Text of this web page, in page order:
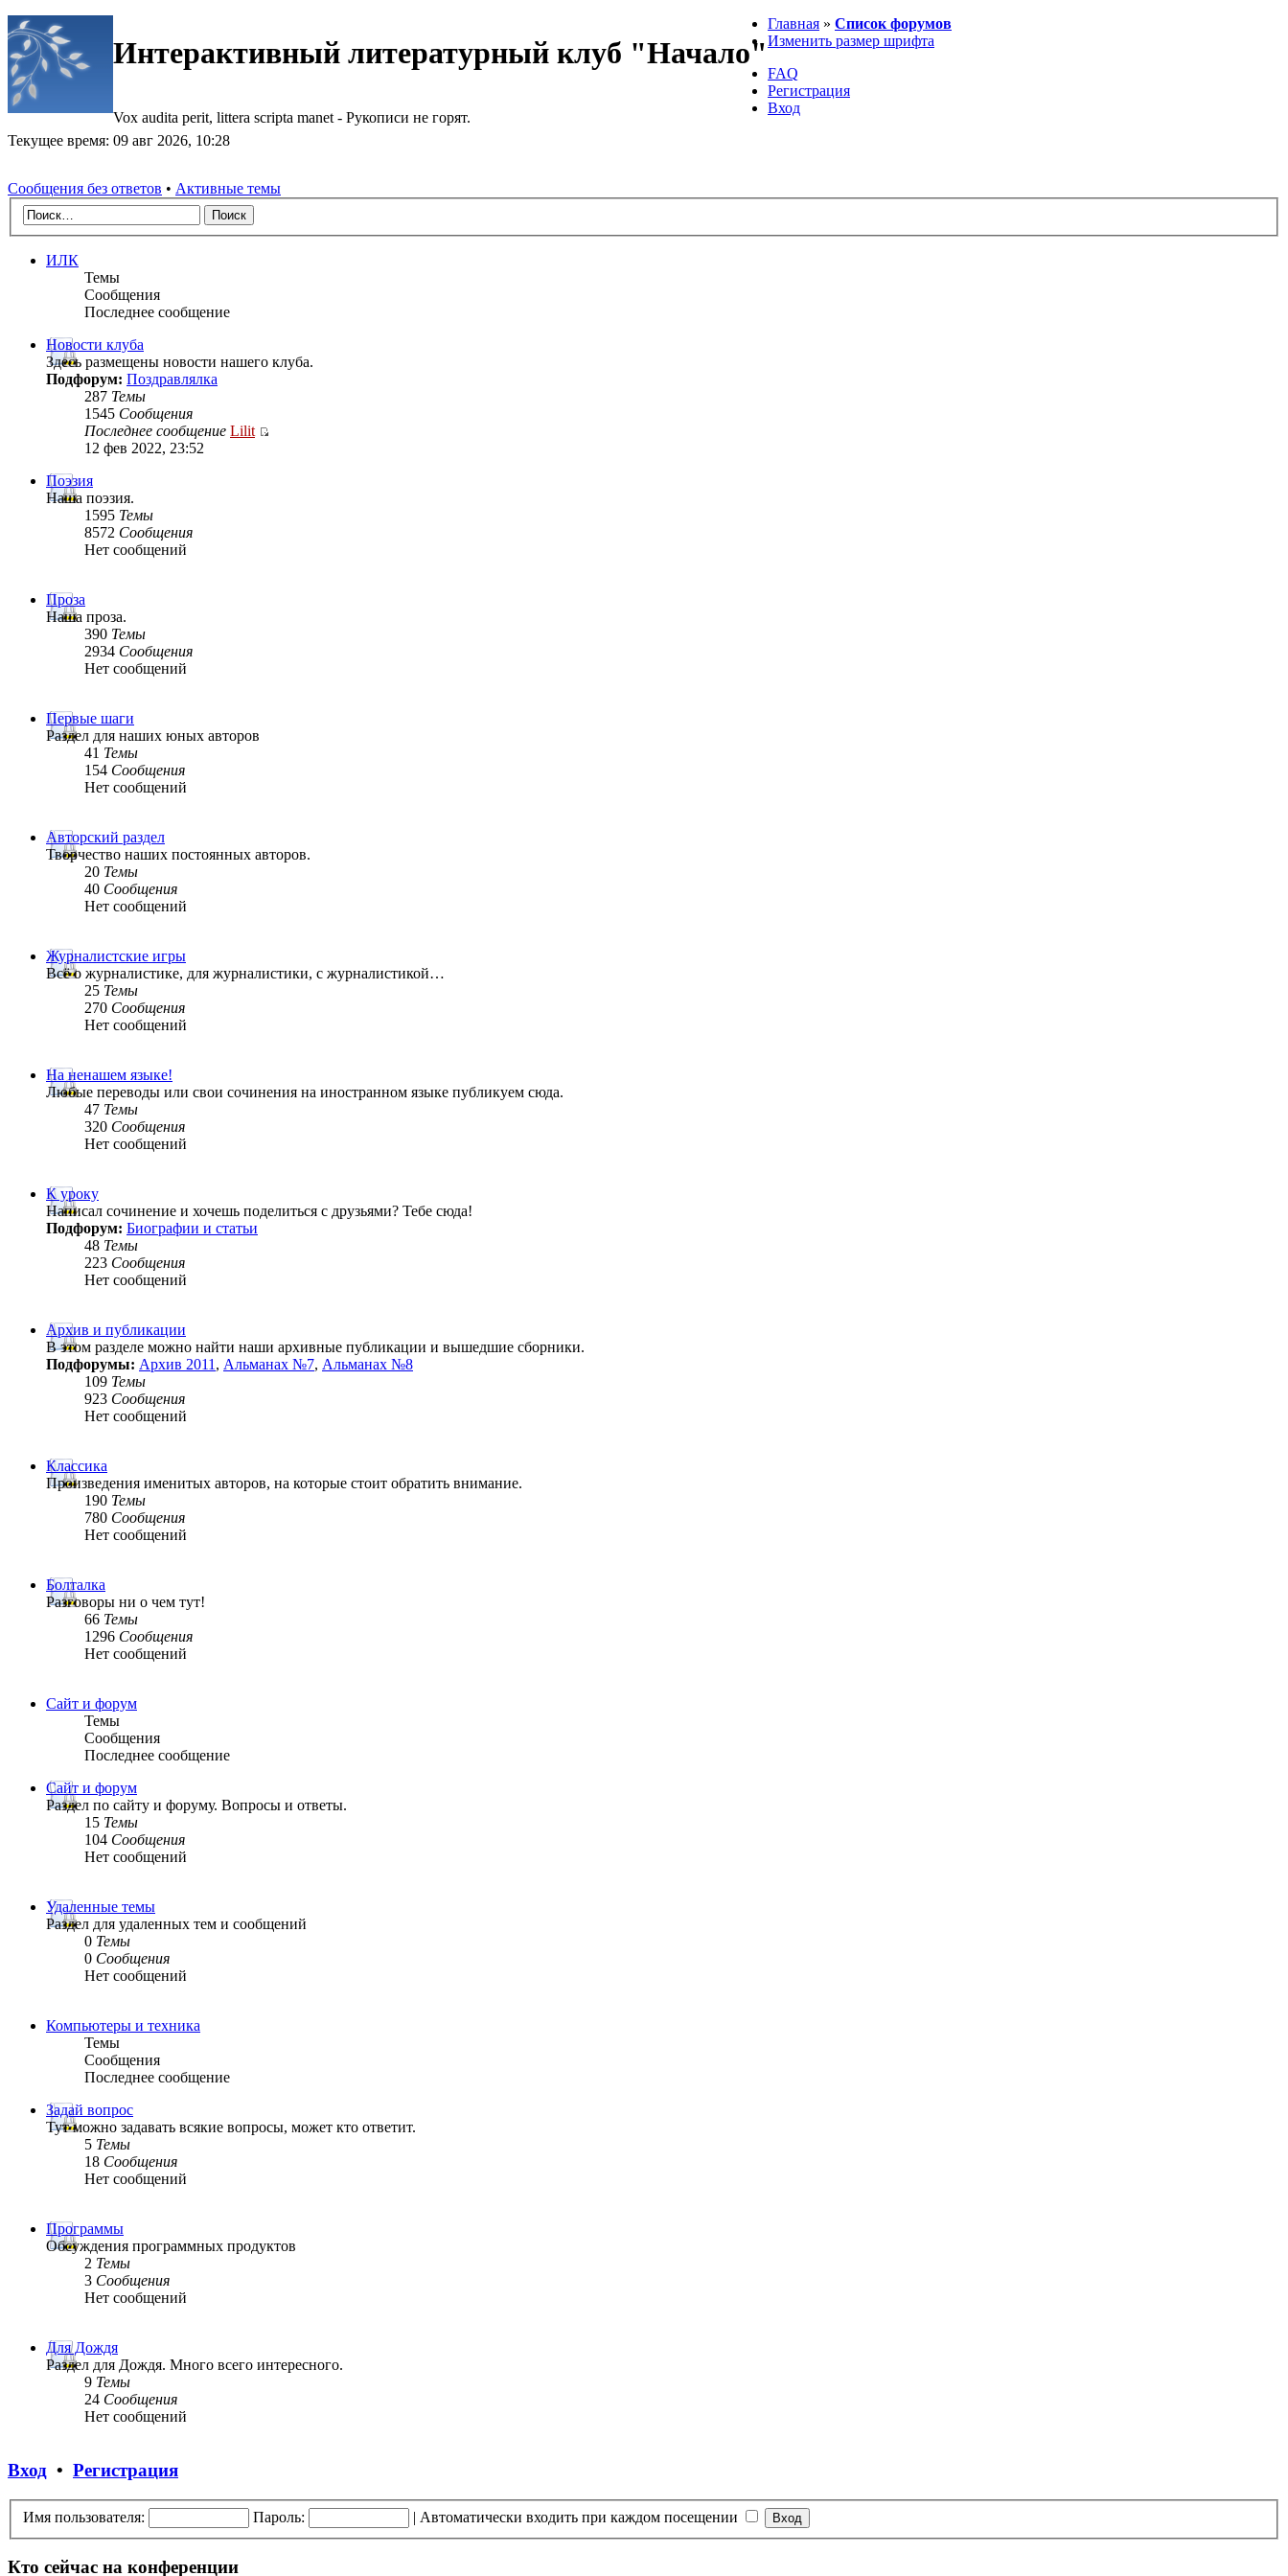
Интерактивный литературный клуб "Начало"
Vox audita perit, littera scripta manet - Рукописи не горят.
Главная » Список форумов
Изменить размер шрифта
FAQ
Регистрация
Вход
Текущее время: 09 авг 2026, 10:28
Сообщения без ответов • Активные темы
ИЛК
Темы
Сообщения
Последнее сообщение
Новости клуба
Здесь размещены новости нашего клуба.
Подфорум: Поздравлялка
287 Темы
1545 Сообщения
Последнее сообщение Lilit
12 фев 2022, 23:52
Поэзия
Наша поэзия.
1595 Темы
8572 Сообщения
Нет сообщений
Проза
Наша проза.
390 Темы
2934 Сообщения
Нет сообщений
Первые шаги
Раздел для наших юных авторов
41 Темы
154 Сообщения
Нет сообщений
Авторский раздел
Творчество наших постоянных авторов.
20 Темы
40 Сообщения
Нет сообщений
Журналистские игры
Всё о журналистике, для журналистики, с журналистикой…
25 Темы
270 Сообщения
Нет сообщений
На ненашем языке!
Любые переводы или свои сочинения на иностранном языке публикуем сюда.
47 Темы
320 Сообщения
Нет сообщений
К уроку
Написал сочинение и хочешь поделиться с друзьями? Тебе сюда!
Подфорум: Биографии и статьи
48 Темы
223 Сообщения
Нет сообщений
Архив и публикации
В этом разделе можно найти наши архивные публикации и вышедшие сборники.
Подфорумы: Архив 2011 , Альманах №7, Альманах №8
109 Темы
923 Сообщения
Нет сообщений
Классика
Произведения именитых авторов, на которые стоит обратить внимание.
190 Темы
780 Сообщения
Нет сообщений
Болталка
Разговоры ни о чем тут!
66 Темы
1296 Сообщения
Нет сообщений
Сайт и форум
Темы
Сообщения
Последнее сообщение
Сайт и форум
Раздел по сайту и форуму. Вопросы и ответы.
15 Темы
104 Сообщения
Нет сообщений
Удаленные темы
Раздел для удаленных тем и сообщений
0 Темы
0 Сообщения
Нет сообщений
Компьютеры и техника
Темы
Сообщения
Последнее сообщение
Задай вопрос
Тут можно задавать всякие вопросы, может кто ответит.
5 Темы
18 Сообщения
Нет сообщений
Программы
Обсуждения программных продуктов
2 Темы
3 Сообщения
Нет сообщений
Для Дождя
Раздел для Дождя. Много всего интересного.
9 Темы
24 Сообщения
Нет сообщений
Вход • Регистрация
Имя пользователя: Пароль: | Автоматически входить при каждом посещении
Кто сейчас на конференции